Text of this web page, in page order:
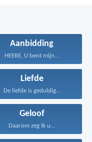
Aanbidding
HEERE, U bent mijn...
Liefde
De liefde is geduldig...
Geloof
Daarom zeg Ik u...